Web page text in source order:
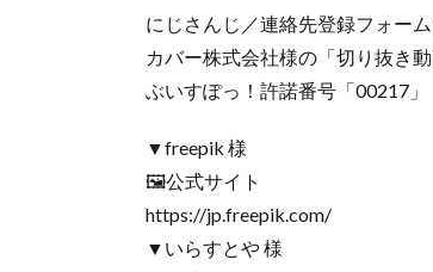
にじさんじ／連絡先登録フォー
カバー株式会社様の「切り抜き
ぶいすぽっ！許諾番号「00217」
▼freepik 様
🖼公式サイト
https://jp.freepik.com/
▼いらすとや 様